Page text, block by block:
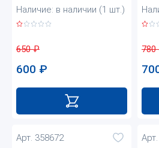
Наличие: в наличии (1 шт.)
650₽
600 ₽
780
Арт. 358672